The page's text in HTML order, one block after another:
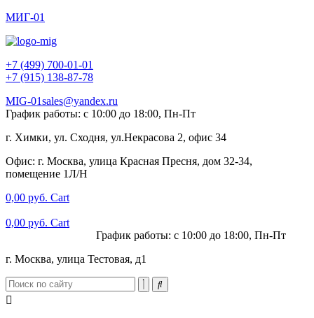
МИГ-01
+7 (499) 700-01-01
+7 (915) 138-87-78
MIG-01sales@yandex.ru
График работы: с 10:00 до 18:00, Пн-Пт
г. Химки, ул. Сходня, ул.Некрасова 2, офис 34
Офис: г. Москва, улица Красная Пресня, дом 32-34,
помещение 1Л/Н
0,00 руб. Cart
0,00 руб. Cart
График работы: с 10:00 до 18:00, Пн-Пт
г. Москва, улица Тестовая, д1